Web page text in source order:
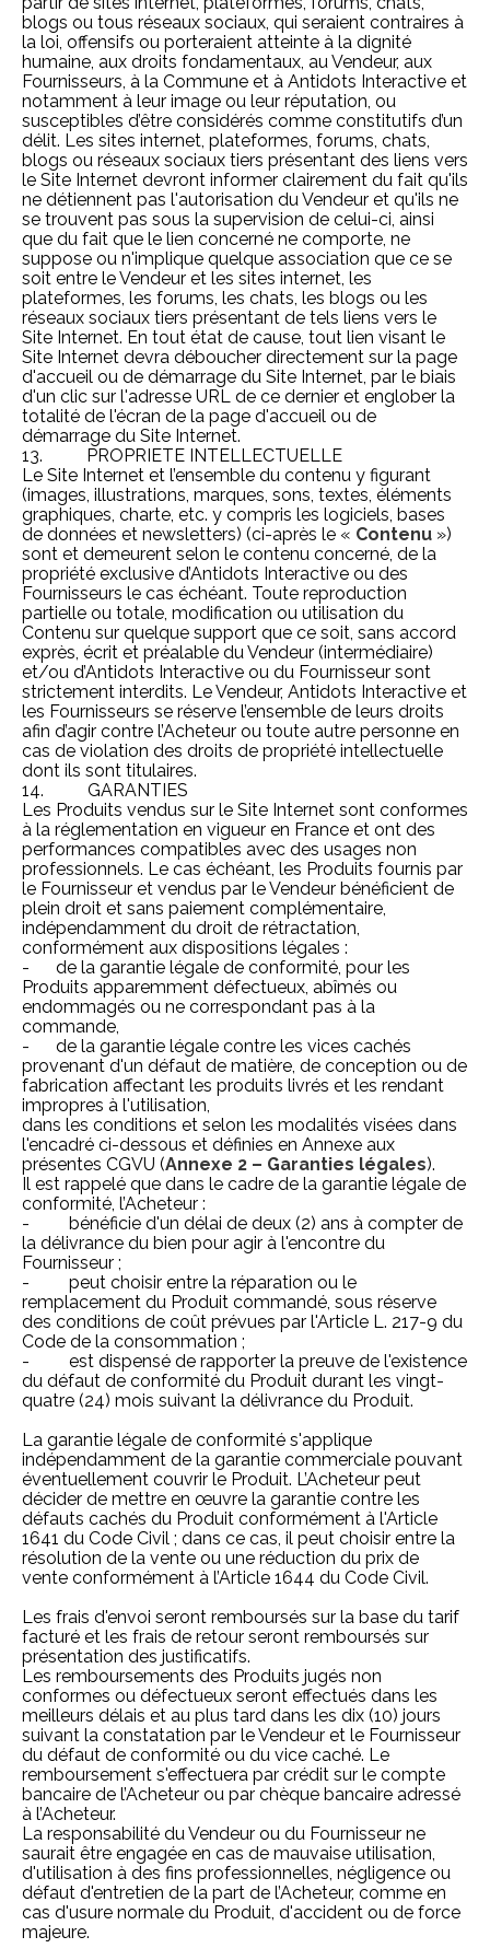
blogs ou tous réseaux sociaux, qui seraient contraires à
la loi, offensifs ou porteraient atteinte à la dignité
humaine, aux droits fondamentaux, au Vendeur, aux
Fournisseurs, à la Commune et à Antidots Interactive et
notamment à leur image ou leur réputation, ou
susceptibles d’être considérés comme constitutifs d’un
délit. Les sites internet, plateformes, forums, chats,
blogs ou réseaux sociaux tiers présentant des liens vers
le Site Internet devront informer clairement du fait qu'ils
ne détiennent pas l'autorisation du Vendeur et qu'ils ne
se trouvent pas sous la supervision de celui-ci, ainsi
que du fait que le lien concerné ne comporte, ne
suppose ou n'implique quelque association que ce se
soit entre le Vendeur et les sites internet, les
plateformes, les forums, les chats, les blogs ou les
réseaux sociaux tiers présentant de tels liens vers le
Site Internet. En tout état de cause, tout lien visant le
Site Internet devra déboucher directement sur la page
d'accueil ou de démarrage du Site Internet, par le biais
d'un clic sur l'adresse URL de ce dernier et englober la
totalité de l'écran de la page d'accueil ou de
démarrage du Site Internet.
13. PROPRIETE INTELLECTUELLE
Le Site Internet et l’ensemble du contenu y figurant
(images, illustrations, marques, sons, textes, éléments
graphiques, charte, etc. y compris les logiciels, bases
de données et newsletters) (ci-après le « Contenu »)
sont et demeurent selon le contenu concerné, de la
propriété exclusive d’Antidots Interactive ou des
Fournisseurs le cas échéant. Toute reproduction
partielle ou totale, modification ou utilisation du
Contenu sur quelque support que ce soit, sans accord
exprès, écrit et préalable du Vendeur (intermédiaire)
et/ou d’Antidots Interactive ou du Fournisseur sont
strictement interdits. Le Vendeur, Antidots Interactive et
les Fournisseurs se réserve l’ensemble de leurs droits
afin d’agir contre l’Acheteur ou toute autre personne en
cas de violation des droits de propriété intellectuelle
dont ils sont titulaires.
14. GARANTIES
Les Produits vendus sur le Site Internet sont conformes
à la réglementation en vigueur en France et ont des
performances compatibles avec des usages non
professionnels. Le cas échéant, les Produits fournis par
le Fournisseur et vendus par le Vendeur bénéficient de
plein droit et sans paiement complémentaire,
indépendamment du droit de rétractation,
conformément aux dispositions légales :
- de la garantie légale de conformité, pour les
Produits apparemment défectueux, abîmés ou
endommagés ou ne correspondant pas à la
commande,
- de la garantie légale contre les vices cachés
provenant d'un défaut de matière, de conception ou de
fabrication affectant les produits livrés et les rendant
impropres à l'utilisation,
dans les conditions et selon les modalités visées dans
l'encadré ci-dessous et définies en Annexe aux
présentes CGVU (Annexe 2 – Garanties légales).
Il est rappelé que dans le cadre de la garantie légale de
conformité, l’Acheteur :
- bénéficie d'un délai de deux (2) ans à compter de
la délivrance du bien pour agir à l'encontre du
Fournisseur ;
- peut choisir entre la réparation ou le
remplacement du Produit commandé, sous réserve
des conditions de coût prévues par l'Article L. 217-9 du
Code de la consommation ;
- est dispensé de rapporter la preuve de l'existence
du défaut de conformité du Produit durant les vingt-
quatre (24) mois suivant la délivrance du Produit.
La garantie légale de conformité s'applique
indépendamment de la garantie commerciale pouvant
éventuellement couvrir le Produit. L’Acheteur peut
décider de mettre en œuvre la garantie contre les
défauts cachés du Produit conformément à l'Article
1641 du Code Civil ; dans ce cas, il peut choisir entre la
résolution de la vente ou une réduction du prix de
vente conformément à l’Article 1644 du Code Civil.
Les frais d'envoi seront remboursés sur la base du tarif
facturé et les frais de retour seront remboursés sur
présentation des justificatifs.
Les remboursements des Produits jugés non
conformes ou défectueux seront effectués dans les
meilleurs délais et au plus tard dans les dix (10) jours
suivant la constatation par le Vendeur et le Fournisseur
du défaut de conformité ou du vice caché. Le
remboursement s'effectuera par crédit sur le compte
bancaire de l’Acheteur ou par chèque bancaire adressé
à l’Acheteur.
La responsabilité du Vendeur ou du Fournisseur ne
saurait être engagée en cas de mauvaise utilisation,
d'utilisation à des fins professionnelles, négligence ou
défaut d'entretien de la part de l’Acheteur, comme en
cas d'usure normale du Produit, d'accident ou de force
majeure.